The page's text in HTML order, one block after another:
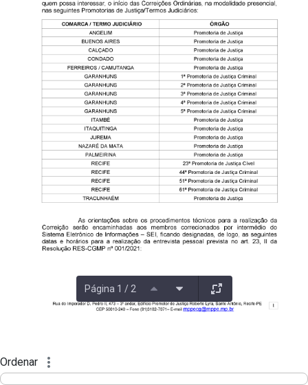
Página 1 / 2
Ordenar